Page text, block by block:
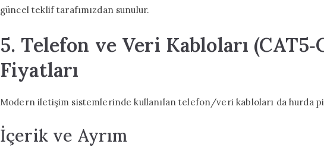
güncel teklif tarafımızdan sunulur.
5. Telefon ve Veri Kabloları
Fiyatları
Modern iletişim sistemlerinde kullanılan telefon/veri kabloları da hurda
İçerik ve Ayrım